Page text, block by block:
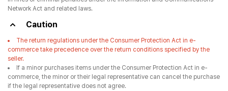
Network Act and related laws.
Caution
The return regulations under the Consumer Protection Act in e-
commerce take precedence over the return conditions specified by the
seller.
If a minor purchases items under the Consumer Protection Act in e-
commerce, the minor or their legal representative can cancel the purchase
if the legal representative does not agree.